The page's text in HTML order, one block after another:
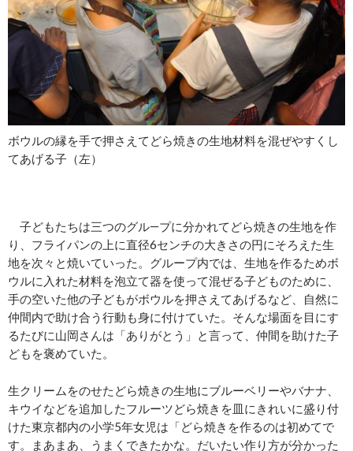
ボウルの縁を手で押さえてどら焼きの生地材料を混ぜやすくし
てあげる子（左）
子どもたちは三つのグル―プに分かれてどら焼きの生地を作
り、フライパンの上に直径6センチの大きさの円にそろえた生
地を次々と焼いていった。グループ内では、生地を作るためボ
ウルに入れた材料を泡立て器を使って混ぜる子どものために、
手の空いた他の子どもがボウルを押さえてあげるなど、自然に
仲間内で助け合う行動も身に付けていた。そんな場面を目にす
るたびに山岡さんは「ありがとう」と言って、仲間を助けた子
どもを褒めていた。
生クリームをのせたどら焼きの生地にブルーベリーやバナナ、
キウイなどを追加したフルーツどら焼きを皿にきれいに盛り付
けた東京都内の小学5年女児は「どら焼きを作るのは初めてで
す。まあまあ、うまくできたかな。だいたい作り方が分かった